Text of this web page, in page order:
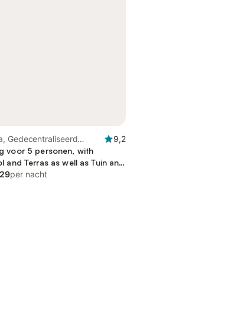
Gedecentraliseerd
Macedonië-Thracië
9,2
voor 5 personen, with
and Terras as well as Tuin and
per nacht